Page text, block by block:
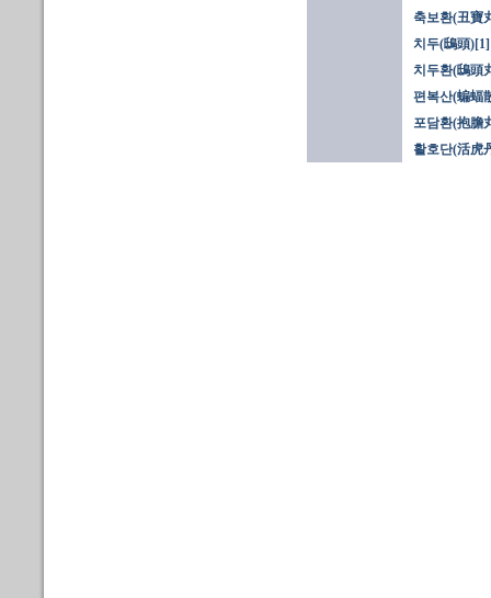
축보환(丑寶
치두(鴟頭)[1]
치두환(鴟頭
편복산(蝙蝠
포담환(抱膽
활호단(活虎